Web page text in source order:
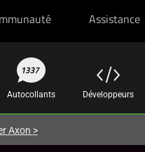
Assistance
Autocollants Développeurs
Axon >